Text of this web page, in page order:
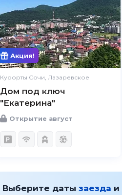
Акция!
Курорты Сочи, Лазаревское
Дом под ключ
"Екатерина"
Открытие август
Выберите даты заезда и